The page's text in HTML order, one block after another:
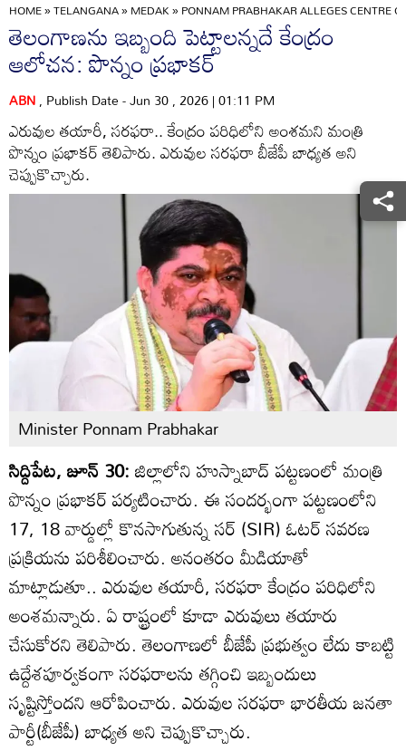
HOME»TELANGANA»MEDAK»PONNAM PRABHAKAR ALLEGES CENTRE
తెలంగాణను ఇబ్బంది పెట్టాలన్నదే కేంద్రం
ఆలోచన: పొన్నం ప్రభాకర్
ABN, Publish Date - Jun 30 , 2026 | 01:11 PM
ఎరువుల తయారీ, సరఫరా.. కేంద్రం పరిధిలోని అంశమని మంత్రి
పొన్నం ప్రభాకర్ తెలిపారు. ఎరువుల సరఫరా బీజేపీ బాధ్యత అని
చెప్పుకొచ్చారు.
Minister Ponnam Prabhakar
సిద్దిపేట, జూన్ 30:జిల్లాలోని హుస్నాబాద్ పట్టణంలో మంత్రి
పొన్నం ప్రభాకర్ పర్యటించారు. ఈ సందర్భంగా పట్టణంలోని
17, 18 వార్డుల్లో కొనసాగుతున్న సర్ (SIR) ఓటర్ సవరణ
ప్రక్రియను పరిశీలించారు. అనంతరం మీడియాతో
మాట్లాడుతూ.. ఎరువుల తయారీ, సరఫరా కేంద్రం పరిధిలోని
అంశమన్నారు. ఏ రాష్ట్రంలో కూడా ఎరువులు తయారు
చేసుకోరని తెలిపారు. తెలంగాణలో బీజేపీ ప్రభుత్వం లేదు కాబట్టి
ఉద్దేశపూర్వకంగా సరఫరాలను తగ్గించి ఇబ్బందులు
సృష్టిస్తోందని ఆరోపించారు. ఎరువుల సరఫరా భారతీయ జనతా
పార్టీ(బీజేపీ) బాధ్యత అని చెప్పుకొచ్చారు.